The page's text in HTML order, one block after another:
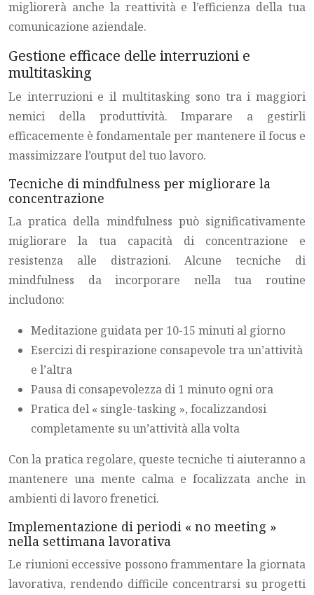
migliorerà anche la reattività e l’efficienza della tua
comunicazione aziendale.
Gestione efficace delle interruzioni e
multitasking
Le interruzioni e il multitasking sono tra i maggiori
nemici della produttività. Imparare a gestirli
efficacemente è fondamentale per mantenere il focus e
massimizzare l’output del tuo lavoro.
Tecniche di mindfulness per migliorare la
concentrazione
La pratica della mindfulness può significativamente
migliorare la tua capacità di concentrazione e
resistenza alle distrazioni. Alcune tecniche di
mindfulness da incorporare nella tua routine
includono:
Meditazione guidata per 10-15 minuti al giorno
Esercizi di respirazione consapevole tra un’attività
e l’altra
Pausa di consapevolezza di 1 minuto ogni ora
Pratica del « single-tasking », focalizzandosi
completamente su un’attività alla volta
Con la pratica regolare, queste tecniche ti aiuteranno a
mantenere una mente calma e focalizzata anche in
ambienti di lavoro frenetici.
Implementazione di periodi « no meeting »
nella settimana lavorativa
Le riunioni eccessive possono frammentare la giornata
lavorativa, rendendo difficile concentrarsi su progetti